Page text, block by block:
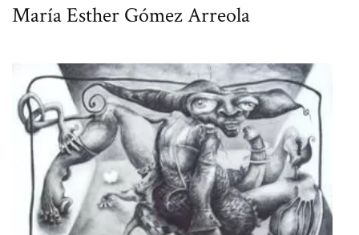
María Esther Gómez Arreola